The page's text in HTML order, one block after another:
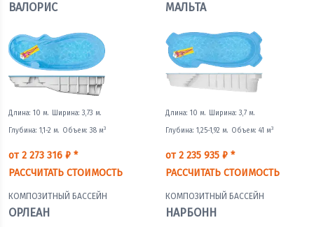
ВАЛОРИС
Длина: 10 м. Ширина: 3,73 м.
Глубина: 1,1-2 м. Объем: 38 м3
от 2 273 316 ₽ *
РАССЧИТАТЬ СТОИМОСТЬ
МАЛЬТА
Длина: 10 м. Ширина: 3,7 м.
Глубина: 1,25-1,92 м. Объем: 41 м3
от 2 235 935 ₽ *
РАССЧИТАТЬ СТОИМОСТЬ
КОМПОЗИТНЫЙ БАССЕЙН
ОРЛЕАН
КОМПОЗИТНЫЙ БАССЕЙН
НАРБОНН